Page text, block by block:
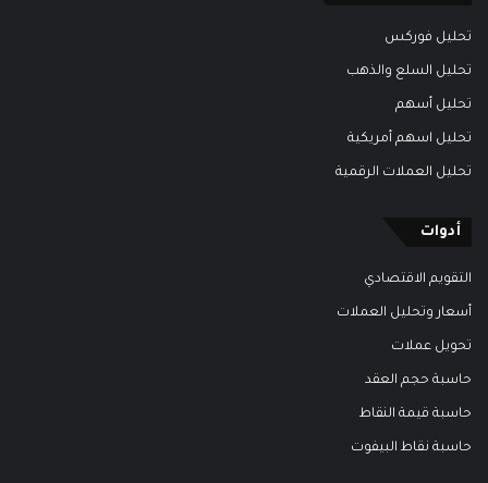
تحليل فوركس
تحليل السلع والذهب
تحليل أسهم
تحليل اسهم أمريكية
تحليل العملات الرقمية
أدوات
التقويم الاقتصادي
أسعار وتحليل العملات
تحويل عملات
حاسبة حجم العقد
حاسبة قيمة النقاط
حاسبة نقاط البيفوت